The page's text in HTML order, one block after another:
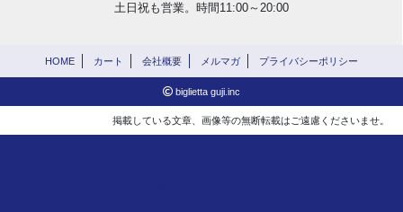
土日祝も営業。時間11:00～20:00
HOME カート 会社概要 メルマガ プライバシーポリシー
biglietta guji.inc
掲載している文章、画像等の無断転載はご遠慮くださいませ。